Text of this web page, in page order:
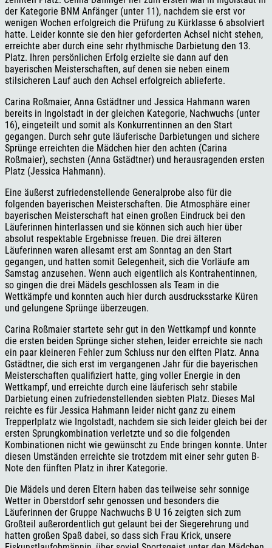
der Kategorie BNM Anfänger (unter 11), nachdem sie erst vor
wenigen Wochen erfolgreich die Prüfung zu Kürklasse 6 absolviert
hatte. Leider konnte sie den hier geforderten Achsel nicht stehen,
erreichte aber durch eine sehr rhythmische Darbietung den 13.
Platz. Ihren persönlichen Erfolg erzielte sie dann auf den
bayerischen Meisterschaften, auf denen sie neben einem
stilsicheren Lauf auch den Achsel erfolgreich ablieferte.
Carina Roßmaier, Anna Gstädtner und Jessica Hahmann waren
bereits in Ingolstadt in der gleichen Kategorie, Nachwuchs (unter
16), eingeteilt und somit als Konkurrentinnen an den Start
gegangen. Durch sehr gute läuferische Darbietungen und sichere
Sprünge erreichten die Mädchen hier den achten (Carina
Roßmaier), sechsten (Anna Gstädtner) und herausragenden ersten
Platz (Jessica Hahmann).
Eine äußerst zufriedenstellende Generalprobe also für die
folgenden bayerischen Meisterschaften. Die Atmosphäre einer
bayerischen Meisterschaft hat einen großen Eindruck bei den
Läuferinnen hinterlassen und sie können sich auch hier über
absolut respektable Ergebnisse freuen. Die drei älteren
Läuferinnen waren allesamt erst am Sonntag an den Start
gegangen, und hatten somit Gelegenheit, sich die Vorläufe am
Samstag anzusehen. Wenn auch eigentlich als Kontrahentinnen,
so gingen die drei Mädels geschlossen als Team in die
Wettkämpfe und konnten auch hier durch ausdrucksstarke Küren
und gelungene Sprünge überzeugen.
Carina Roßmaier startete sehr gut in den Wettkampf und konnte
die ersten beiden Sprünge sicher stehen, leider erreichte sie nach
ein paar kleineren Fehler zum Schluss nur den elften Platz. Anna
Gstädtner, die sich erst im vergangenen Jahr für die bayerischen
Meisterschaften qualifiziert hatte, ging voller Energie in den
Wettkampf, und erreichte durch eine läuferisch sehr stabile
Darbietung einen zufriedenstellenden siebten Platz. Dieses Mal
reichte es für Jessica Hahmann leider nicht ganz zu einem
Trepperlplatz wie Ingolstadt, nachdem sie sich leider gleich bei der
ersten Sprungkombination verletzte und so die folgenden
Kombinationen nicht wie gewünscht zu Ende bringen konnte. Unter
diesen Umständen erreichte sie trotzdem mit einer sehr guten B-
Note den fünften Platz in ihrer Kategorie.
Die Mädels und deren Eltern haben das teilweise sehr sonnige
Wetter in Oberstdorf sehr genossen und besonders die
Läuferinnen der Gruppe Nachwuchs B U 16 zeigten sich zum
Großteil außerordentlich gut gelaunt bei der Siegerehrung und
hatten großen Spaß dabei, so dass sich Frau Krick, unsere